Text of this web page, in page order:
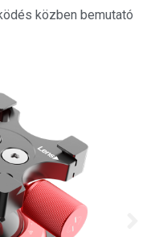
közben bemutató